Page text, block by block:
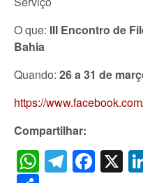
O que: III Encontro de
Bahia
Quando: 26 a 31 de
https://
Compartilhar:
WhatsApp
X